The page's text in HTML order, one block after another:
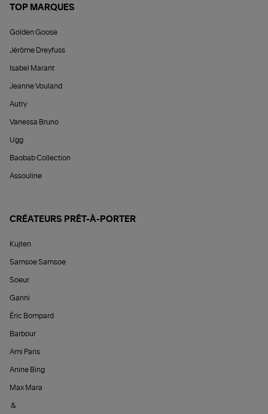
TOP MARQUES
Golden Goose
Jérôme Dreyfuss
Isabel Marant
Jeanne Vouland
Autry
Vanessa Bruno
Ugg
Baobab Collection
Assouline
CRÉATEURS PRÊT-À-PORTER
Kujten
Samsoe Samsoe
Soeur
Ganni
Éric Bompard
Barbour
Ami Paris
Anine Bing
Max Mara
&